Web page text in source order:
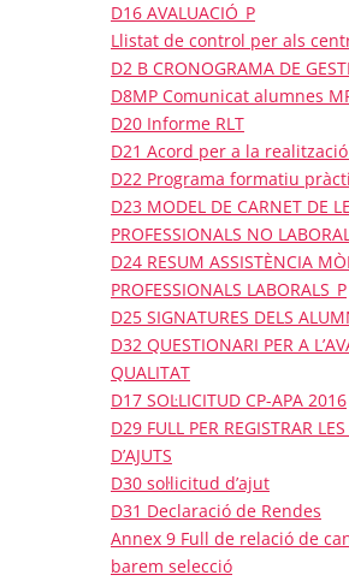
D16 AVALUACIÓ_P
Llistat de control per als
D2 B CRONOGRAMA DE
D8MP Comunicat alumnes
D20 Informe RLT
D21 Acord per a la
D22 Programa formatiu
D23 MODEL DE CARNET DE
PROFESSIONALS NO
D24 RESUM ASSISTÈNCIA
PROFESSIONALS LABORALS_P
D25 SIGNATURES DELS
D32 QUESTIONARI PER A
QUALITAT
D17 SOL·LICITUD CP-APA 2016
D29 FULL PER REGISTRAR LES
D’AJUTS
D30 sol·licitud d’ajut
D31 Declaració de Rendes
Annex 9 Full de relació de
barem selecció